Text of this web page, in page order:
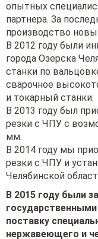
опытных
партнера. За
производство
В 2012 году были
города Озерска
станки по
сварочное
и токарный станки.
В 2013 году был
резки с ЧПУ с
мм.
В 2014 году мы
резки с ЧПУ и
Челябинской
В 2015 году были
поставку
нержавеющего и